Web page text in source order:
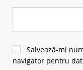
Salvează-mi
navigator pentru